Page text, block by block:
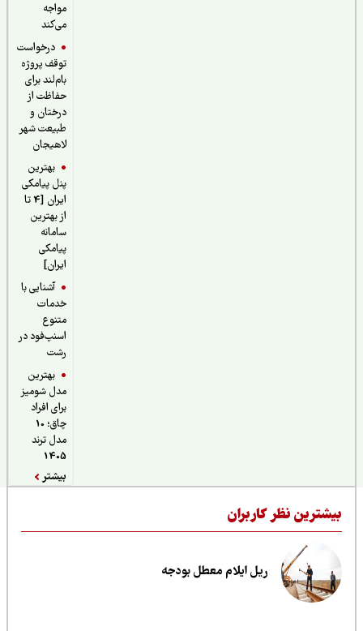
درخواست
توقف پروژه
بام‌لند برای
حفاظت از
درختان و
طبیعت شهر
لاهیجان
بهترین
پنل پیامکی
ایران [4 تا
از بهترین
سامانه
پیامکی
آشنایی با
خدمات
اسنپ‌فود در
بهترین
مدل شومیز
برای افراد
چاق؛ 10
مدل ترند
نظر کاربران
ریل ایلام معطل بودجه